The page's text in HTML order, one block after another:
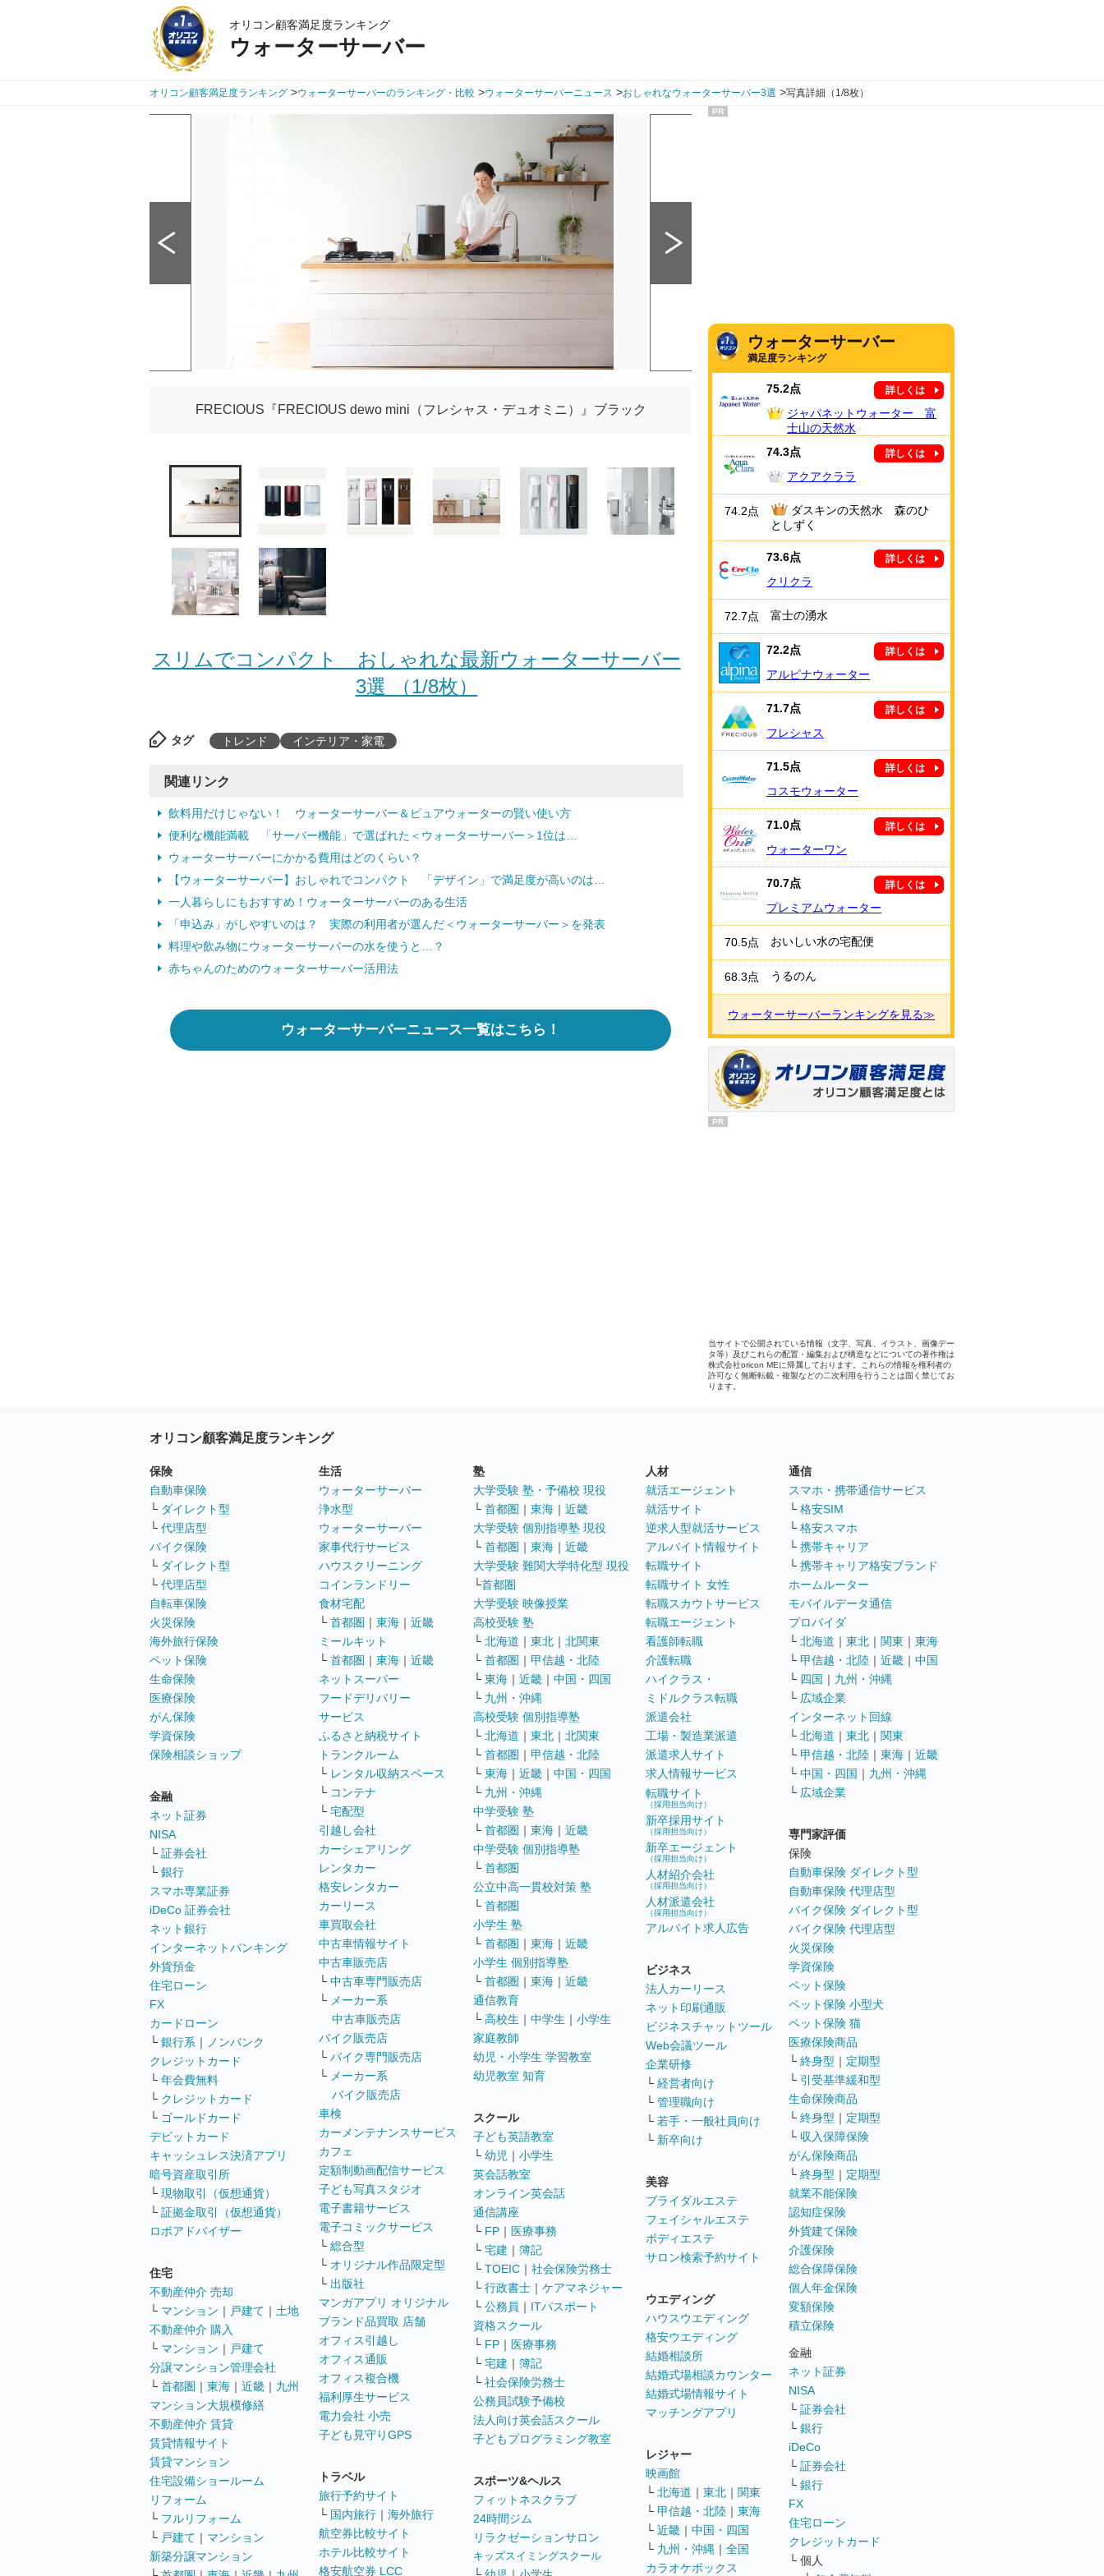
オリコン顧客満足度ランキング
ウォーターサーバー
オリコン顧客満足度ランキング >ウォーターサーバーのランキング・比較 >ウォーターサーバーニュース >おしゃれなウォーターサーバー3選 >写真詳細（1/8枚）
FRECIOUS『FRECIOUS dewo mini（フレシャス・デュオミニ）』ブラック
スリムでコンパクト おしゃれな最新ウォーターサーバー
3選 （1/8枚）
タグ トレンド インテリア・家電
関連リンク
飲料用だけじゃない！ ウォーターサーバー＆ピュアウォーターの賢い使い方
便利な機能満載 「サーバー機能」で選ばれた＜ウォーターサーバー＞1位は…
ウォーターサーバーにかかる費用はどのくらい？
【ウォーターサーバー】おしゃれでコンパクト 「デザイン」で満足度が高いのは…
一人暮らしにもおすすめ！ウォーターサーバーのある生活
「申込み」がしやすいのは？ 実際の利用者が選んだ＜ウォーターサーバー＞を発表
料理や飲み物にウォーターサーバーの水を使うと…？
赤ちゃんのためのウォーターサーバー活用法
ウォーターサーバーニュース一覧はこちら！
PR
ウォーターサーバー
満足度ランキング
75.2点 詳しくは
ジャパネットウォーター 富
士山の天然水
74.3点
詳しくは
アクアクララ
74.2点
ダスキンの天然水 森のひ
としずく
73.6点 詳しくは
クリクラ
72.7点 富士の湧水
72.2点 詳しくは
アルピナウォーター
71.7点 詳しくは
フレシャス
71.5点 詳しくは
コスモウォーター
71.0点 詳しくは
ウォーターワン
70.7点 詳しくは
プレミアムウォーター
70.5点 おいしい水の宅配便
68.3点 うるのん
ウォーターサーバーランキングを見る≫
PR
当サイトで公開されている情報（文字、写真、イラスト、画像デー
タ等）及びこれらの配置・編集および構造などについての著作権は
株式会社oricon MEに帰属しております。これらの情報を権利者の
許可なく無断転載・複製などの二次利用を行うことは固く禁じてお
ります。
オリコン顧客満足度ランキング
保険
自動車保険
└ ダイレクト型
└ 代理店型
バイク保険
└ ダイレクト型
└ 代理店型
自転車保険
火災保険
海外旅行保険
ペット保険
生命保険
医療保険
がん保険
学資保険
保険相談ショップ
金融
ネット証券
NISA
└ 証券会社
└ 銀行
スマホ専業証券
iDeCo 証券会社
ネット銀行
インターネットバンキング
外貨預金
住宅ローン
FX
カードローン
└ 銀行系 ｜
ノンバンク
クレジットカード
└ 年会費無料
└ クレジットカード
└ ゴールドカード
デビットカード
キャッシュレス決済アプリ
暗号資産取引所
└ 現物取引（仮想通貨）
└ 証拠金取引（仮想通貨）
ロボアドバイザー
住宅
不動産仲介 売却
└ マンション ｜ 戸建て ｜ 土地
不動産仲介 購入
└ マンション ｜ 戸建て
分譲マンション管理会社
└ 首都圏 ｜ 東海 ｜ 近畿 ｜ 九州
マンション大規模修繕
不動産仲介 賃貸
賃貸情報サイト
賃貸マンション
住宅設備ショールーム
リフォーム
└ フルリフォーム
└ 戸建て ｜ マンション
新築分譲マンション
生活
ウォーターサーバー
浄水型
ウォーターサーバー
家事代行サービス
ハウスクリーニング
コインランドリー
食材宅配
└ 首都圏 ｜ 東海 ｜ 近畿
ミールキット
└ 首都圏 ｜ 東海 ｜ 近畿
ネットスーパー
フードデリバリー
サービス
ふるさと納税サイト
トランクルーム
└ レンタル収納スペース
└ コンテナ
└ 宅配型
引越し会社
カーシェアリング
レンタカー
格安レンタカー
カーリース
車買取会社
中古車情報サイト
中古車販売店
└ 中古車専門販売店
└ メーカー系
中古車販売店
バイク販売店
└ バイク専門販売店
└ メーカー系
バイク販売店
車検
カーメンテナンスサービス
カフェ
定額制動画配信サービス
子ども写真スタジオ
電子書籍サービス
電子コミックサービス
└ 総合型
└ オリジナル作品限定型
└ 出版社
マンガアプリ オリジナル
ブランド品買取 店舗
オフィス引越し
オフィス通販
オフィス複合機
福利厚生サービス
電力会社 小売
子ども見守りGPS
トラベル
旅行予約サイト
└ 国内旅行 ｜ 海外旅行
航空券比較サイト
ホテル比較サイト
格安航空券 LCC
塾
大学受験 塾・予備校 現役
└ 首都圏 ｜ 東海 ｜ 近畿
大学受験 個別指導塾 現役
└ 首都圏 ｜ 東海 ｜ 近畿
大学受験 難関大学特化型 現役
└首都圏
大学受験 映像授業
高校受験 塾
└ 北海道 ｜ 東北 ｜ 北関東
└ 首都圏 ｜ 甲信越・北陸
└ 東海 ｜ 近畿 ｜ 中国・四国
└ 九州・沖縄
高校受験 個別指導塾
└ 北海道 ｜ 東北 ｜ 北関東
└ 首都圏 ｜ 甲信越・北陸
└ 東海 ｜ 近畿 ｜ 中国・四国
└ 九州・沖縄
中学受験 塾
└ 首都圏 ｜ 東海 ｜ 近畿
中学受験 個別指導塾
└ 首都圏
公立中高一貫校対策 塾
└ 首都圏
小学生 塾
└ 首都圏 ｜ 東海 ｜ 近畿
小学生 個別指導塾
└ 首都圏 ｜ 東海 ｜ 近畿
通信教育
└ 高校生 ｜ 中学生 ｜ 小学生
家庭教師
幼児・小学生 学習教室
幼児教室 知育
スクール
子ども英語教室
└ 幼児 ｜ 小学生
英会話教室
オンライン英会話
通信講座
└ FP ｜ 医療事務
└ 宅建 ｜ 簿記
└ TOEIC ｜ 社会保険労務士
└ 行政書士 ｜ ケアマネジャー
└ 公務員 ｜ ITパスポート
資格スクール
└ FP ｜ 医療事務
└ 宅建 ｜ 簿記
└ 社会保険労務士
公務員試験予備校
法人向け英会話スクール
子どもプログラミング教室
スポーツ&ヘルス
フィットネスクラブ
24時間ジム
リラクゼーションサロン
キッズスイミングスクール
人材
就活エージェント
就活サイト
逆求人型就活サービス
アルバイト情報サイト
転職サイト
転職サイト 女性
転職スカウトサービス
転職エージェント
看護師転職
介護転職
ハイクラス・
ミドルクラス転職
派遣会社
工場・製造業派遣
派遣求人サイト
求人情報サービス
転職サイト
（採用担当向け）
新卒採用サイト
（採用担当向け）
新卒エージェント
（採用担当向け）
人材紹介会社
（採用担当向け）
人材派遣会社
（採用担当向け）
アルバイト求人広告
ビジネス
法人カーリース
ネット印刷通販
ビジネスチャットツール
Web会議ツール
企業研修
└ 経営者向け
└ 管理職向け
└ 若手・一般社員向け
└ 新卒向け
美容
ブライダルエステ
フェイシャルエステ
ボディエステ
サロン検索予約サイト
ウエディング
ハウスウエディング
格安ウエディング
結婚相談所
結婚式場相談カウンター
結婚式場情報サイト
マッチングアプリ
レジャー
映画館
└ 北海道 ｜ 東北 ｜ 関東
└ 甲信越・北陸 ｜ 東海
└ 近畿 ｜ 中国・四国
└ 九州・沖縄 ｜ 全国
カラオケボックス
通信
スマホ・携帯通信サービス
└ 格安SIM
└ 格安スマホ
└ 携帯キャリア
└ 携帯キャリア格安ブランド
ホームルーター
モバイルデータ通信
プロバイダ
└ 北海道 ｜ 東北 ｜ 関東 ｜ 東海
└ 甲信越・北陸 ｜ 近畿 ｜ 中国
└ 四国 ｜ 九州・沖縄
└ 広域企業
インターネット回線
└ 北海道 ｜ 東北 ｜ 関東
└ 甲信越・北陸 ｜ 東海 ｜ 近畿
└ 中国・四国 ｜ 九州・沖縄
└ 広域企業
専門家評価
保険
自動車保険 ダイレクト型
自動車保険 代理店型
バイク保険 ダイレクト型
バイク保険 代理店型
火災保険
学資保険
ペット保険
ペット保険 小型犬
ペット保険 猫
医療保険商品
└ 終身型 ｜ 定期型
└ 引受基準緩和型
生命保険商品
└ 終身型 ｜ 定期型
└ 収入保障保険
がん保険商品
└ 終身型 ｜ 定期型
就業不能保険
認知症保険
外貨建て保険
介護保険
総合保障保険
個人年金保険
変額保険
積立保険
金融
ネット証券
NISA
└ 証券会社
└ 銀行
iDeCo
└ 証券会社
└ 銀行
FX
住宅ローン
クレジットカード
└ 個人